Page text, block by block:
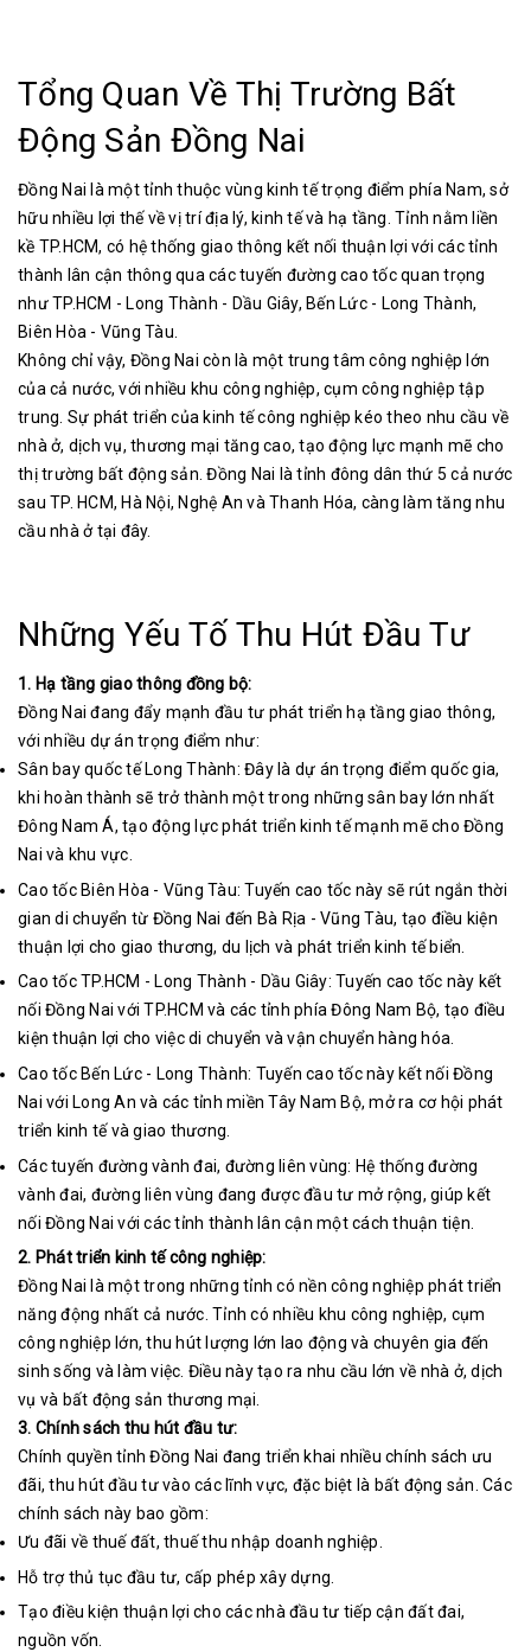
Tổng Quan Về Thị Trường Bất
Động Sản Đồng Nai
Đồng Nai là một tỉnh thuộc vùng kinh tế trọng điểm phía Nam, sở
hữu nhiều lợi thế về vị trí địa lý, kinh tế và hạ tầng. Tỉnh nằm liền
kề TP.HCM, có hệ thống giao thông kết nối thuận lợi với các tỉnh
thành lân cận thông qua các tuyến đường cao tốc quan trọng
như TP.HCM - Long Thành - Dầu Giây, Bến Lức - Long Thành,
Biên Hòa - Vũng Tàu
Không chỉ vậy, Đồng Nai còn là một trung tâm công nghiệp lớn
của cả nước, với nhiều khu công nghiệp, cụm công nghiệp tập
trung. Sự phát triển của kinh tế công nghiệp kéo theo nhu cầu về
nhà ở, dịch vụ, thương mại tăng cao, tạo động lực mạnh mẽ cho
thị trường bất động sản . Đồng Nai là tỉnh đông dân thứ 5 cả nước
sau TP. HCM, Hà Nội, Nghệ An và Thanh Hóa, càng làm tăng nhu
cầu nhà ở tại đây.
Những Yếu Tố Thu Hút Đầu Tư
1. Hạ tầng giao thông đồng bộ:
Đồng Nai đang đẩy mạnh đầu tư phát triển hạ tầng giao thông,
với nhiều dự án trọng điểm như:
Sân bay quốc tế Long Thành: Đây là dự án trọng điểm quốc gia,
khi hoàn thành sẽ trở thành một trong những sân bay lớn nhất
Đông Nam Á, tạo động lực phát triển kinh tế mạnh mẽ cho Đồng
Nai và khu vực.
Cao tốc Biên Hòa - Vũng Tàu: Tuyến cao tốc này sẽ rút ngắn thời
gian di chuyển từ Đồng Nai đến Bà Rịa - Vũng Tàu, tạo điều kiện
thuận lợi cho giao thương, du lịch và phát triển kinh tế biển.
Cao tốc TP.HCM - Long Thành - Dầu Giây: Tuyến cao tốc này kết
nối Đồng Nai với TP.HCM và các tỉnh phía Đông Nam Bộ, tạo điều
kiện thuận lợi cho việc di chuyển và vận chuyển hàng hóa.
Cao tốc Bến Lức - Long Thành: Tuyến cao tốc này kết nối Đồng
Nai với Long An và các tỉnh miền Tây Nam Bộ, mở ra cơ hội phát
triển kinh tế và giao thương.
Các tuyến đường vành đai, đường liên vùng: Hệ thống đường
vành đai, đường liên vùng đang được đầu tư mở rộng, giúp kết
nối Đồng Nai với các tỉnh thành lân cận một cách thuận tiện.
2. Phát triển kinh tế công nghiệp:
Đồng Nai là một trong những tỉnh có nền công nghiệp phát triển
năng động nhất cả nước. Tỉnh có nhiều khu công nghiệp, cụm
công nghiệp lớn, thu hút lượng lớn lao động và chuyên gia đến
sinh sống và làm việc. Điều này tạo ra nhu cầu lớn về nhà ở, dịch
vụ và bất động sản thương mại
3. Chính sách thu hút đầu tư:
Chính quyền tỉnh Đồng Nai đang triển khai nhiều chính sách ưu
đãi, thu hút đầu tư vào các lĩnh vực, đặc biệt là bất động sản. Các
chính sách này bao gồm:
Ưu đãi về thuế đất, thuế thu nhập doanh nghiệp.
Hỗ trợ thủ tục đầu tư, cấp phép xây dựng.
Tạo điều kiện thuận lợi cho các nhà đầu tư tiếp cận đất đai,
nguồn vốn.